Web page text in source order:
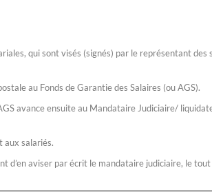
qui sont visés (signés) par le représentant des
au Fonds de Garantie des Salaires (ou AGS).
avance ensuite au Mandataire Judiciaire/
aux salariés.
d’en aviser par écrit le mandataire judiciaire, le